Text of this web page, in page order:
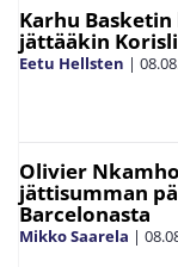
Karhu
jättääkin
Eetu Hellsten |
Olivier
jättisumman
Barcelonasta
Mikko Saarela |